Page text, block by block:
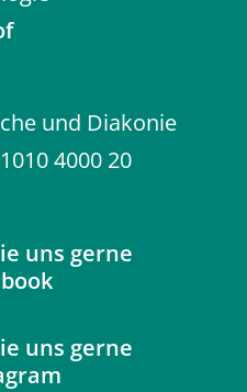
und Diakonie
4000 20
uns gerne
uns gerne